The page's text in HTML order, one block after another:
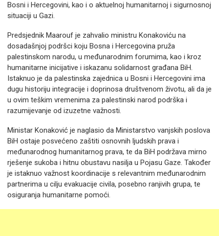
Bosni i Hercegovini, kao i o aktuelnoj humanitarnoj i sigurnosnoj
situaciji u Gazi.
Predsjednik Maarouf je zahvalio ministru Konakoviću na
dosadašnjoj podršci koju Bosna i Hercegovina pruža
palestinskom narodu, u međunarodnim forumima, kao i kroz
humanitarne inicijative i iskazanu solidarnost građana BiH.
Istaknuo je da palestinska zajednica u Bosni i Hercegovini ima
dugu historiju integracije i doprinosa društvenom životu, ali da je
u ovim teškim vremenima za palestinski narod podrška i
razumijevanje od izuzetne važnosti.
Ministar Konaković je naglasio da Ministarstvo vanjskih poslova
BiH ostaje posvećeno zaštiti osnovnih ljudskih prava i
međunarodnog humanitarnog prava, te da BiH podržava mirno
rješenje sukoba i hitnu obustavu nasilja u Pojasu Gaze. Također
je istaknuo važnost koordinacije s relevantnim međunarodnim
partnerima u cilju evakuacije civila, posebno ranjivih grupa, te
osiguranja humanitarne pomoći.